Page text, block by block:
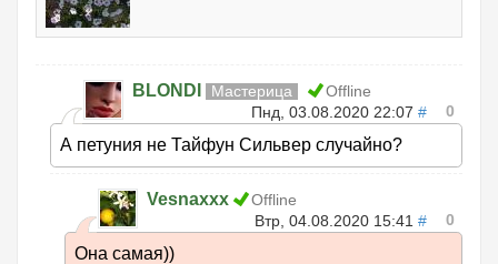
BLONDI Мастерица
Offline
Пнд, 03.08.2020 22:07 # 0
А петуния не Тайфун Сильвер случайно?
Vesnaxxx
Offline
Втр, 04.08.2020 15:41 # 0
Она самая))